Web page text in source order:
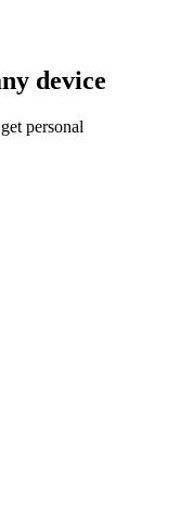
device
personal